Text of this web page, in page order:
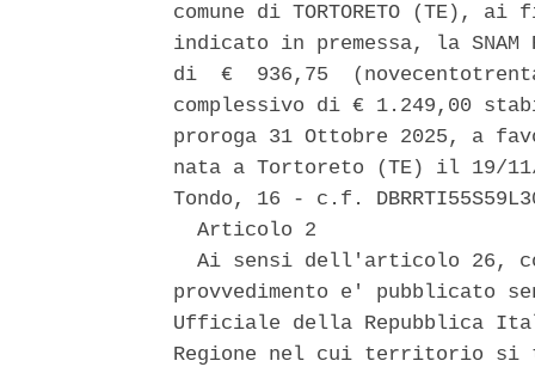
comune di TORTORETO
indicato in premessa, la
di  €  936,75
complessivo di € 1.249,00
proroga 31 Ottobre 2025, a
nata a Tortoreto (TE) il 19/
Tondo, 16 - c.f.
  Articolo 2
Ai sensi dell'articolo 26,
provvedimento e' pubblicato
Ufficiale della Repubblica
Regione nel cui territorio si